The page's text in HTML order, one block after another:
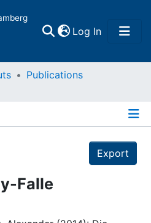
Log In(current)
Publications
Export
Falle